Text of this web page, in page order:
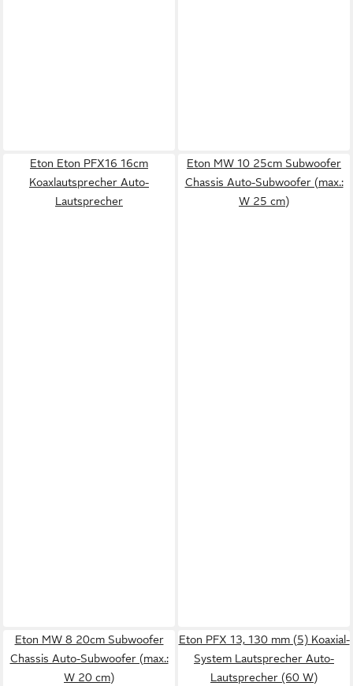
Eton Eton PFX16 16cm
Koaxlautsprecher Auto-
Lautsprecher
Eton MW 10 25cm Subwoofer
Chassis Auto-Subwoofer (max.:
W 25 cm)
Eton MW 8 20cm Subwoofer
Chassis Auto-Subwoofer (max.:
W 20 cm)
Eton PFX 13, 130 mm (5) Koaxial-
System Lautsprecher Auto-
Lautsprecher (60 W)